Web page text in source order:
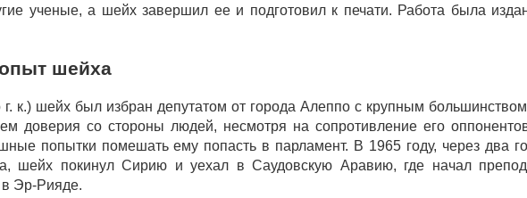
ученые, а шейх завершил ее и подготовил к печати. Работа была
шейха
к.) шейх был избран депутатом от города Алеппо с крупным
доверия со стороны людей, несмотря на сопротивление его
попытки помешать ему попасть в парламент. В 1965 году, через два
шейх покинул Сирию и уехал в Саудовскую Аравию, где начал
в Эр-Рияде.